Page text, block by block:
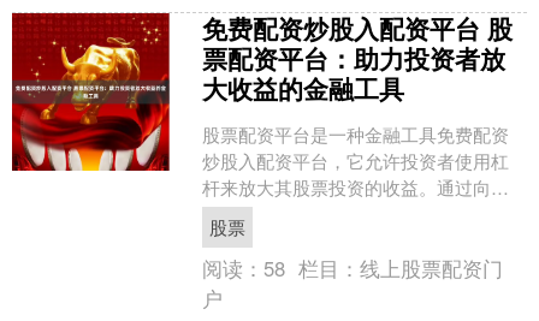
免费配资炒股入配资平台 股
票配资平台：助力投资者放
大收益的金融工具
股票配资平台是一种金融工具免费配资
炒股入配资平台，它允许投资者使用杠
杆来放大其股票投资的收益。通过向配
资平台借入资金，投资者可以购买更多
股票，从而增加其潜在收益....
股票
阅读： 58 栏目：线上股票配资门
户